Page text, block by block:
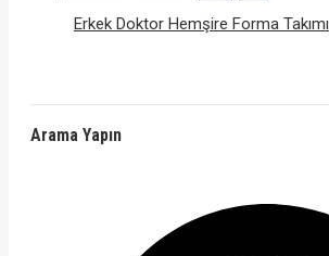
Erkek Doktor Hemşire Forma Takımı
Arama Yapın